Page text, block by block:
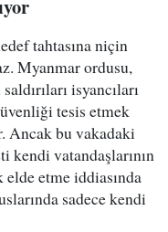
tahtasına niçin
Myanmar ordusu,
isyancıları
tesis etmek
Ancak bu vakadaki
kendi vatandaşlarının
elde etme iddiasında
sadece kendi